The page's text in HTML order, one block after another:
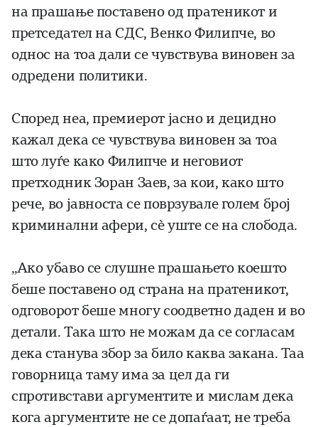
на прашање поставено од пратеникот и
претседател на СДС, Венко Филипче, во
однос на тоа дали се чувствува виновен за
одредени политики.
Според неа, премиерот јасно и децидно
кажал дека се чувствува виновен за тоа
што луѓе како Филипче и неговиот
претходник Зоран Заев, за кои, како што
рече, во јавноста се поврзувале голем број
криминални афери, сè уште се на слобода.
„Ако убаво се слушне прашањето коешто
беше поставено од страна на пратеникот,
одговорот беше многу соодветно даден и во
детали. Така што не можам да се согласам
дека станува збор за било каква закана. Таа
говорница таму има за цел да ги
спротивстави аргументите и мислам дека
кога аргументите не се допаѓаат, не треба